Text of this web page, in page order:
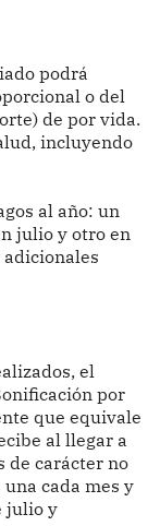
podrá
o del
de por vida.
incluyendo
al año: un
julio y otro en
el
por
que equivale
al llegar a
de carácter no
cada mes y
julio y